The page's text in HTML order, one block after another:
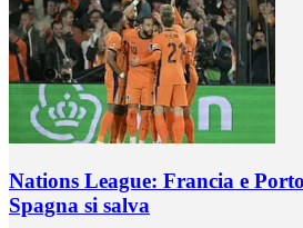
Nations League: Francia e
Spagna si salva